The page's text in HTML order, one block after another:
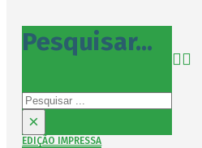
Pesquisar...
Pesquisar
×
EDIÇÃO IMPRESSA